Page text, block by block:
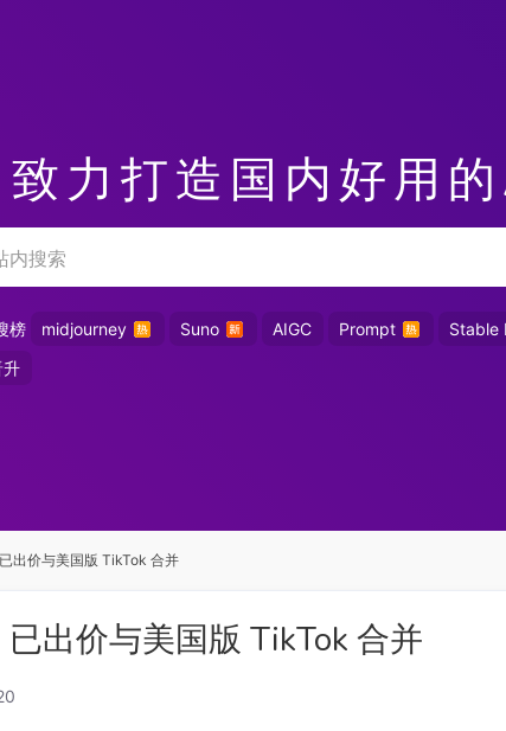
致力打造国内好用
榜 midjourney Suno AIGC Prompt Stable
升
出价与美国版 TikTok 合并
出价与美国版 TikTok 合并